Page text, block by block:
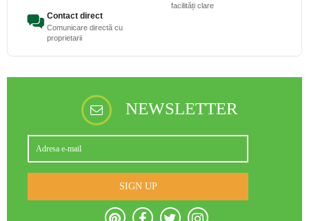
facilități clare
Contact direct
Comunicare directă cu
proprietarii
NEWSLETTER
SIGN UP